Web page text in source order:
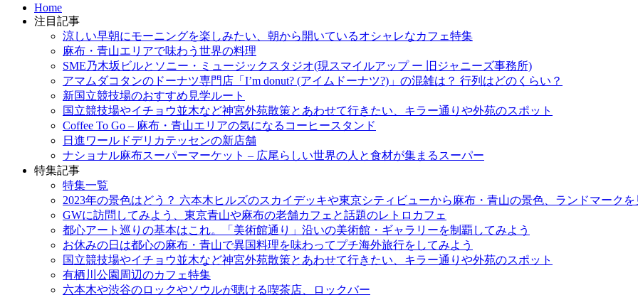
テ
ン
ツ
へ
ス
キ
ッ
プ
Home
注目記事
涼しい早朝にモーニングを楽しみたい、朝から開いているオシャレなカフェ特集
麻布・青山エリアで味わう世界の料理
SME乃木坂ビルとソニー・ミュージックスタジオ(現スマイルアップ ー 旧ジャニーズ事務所)
アマムダコタンのドーナツ専門店「I’m donut? (アイムドーナツ?)」の混雑は？ 行列はどのくらい？
新国立競技場のおすすめ見学ルート
国立競技場やイチョウ並木など神宮外苑散策とあわせて行きたい、キラー通りや外苑のスポット
Coffee To Go – 麻布・青山エリアの気になるコーヒースタンド
日進ワールドデリカテッセンの新店舗
ナショナル麻布スーパーマーケット – 広尾らしい世界の人と食材が集まるスーパー
特集記事
特集一覧
2023年の景色はどう？ 六本木ヒルズのスカイデッキや東京シティビューから麻布・青山の景色、ランドマークを
GWに訪問してみよう、東京青山や麻布の老舗カフェと話題のレトロカフェ
都心アート巡りの基本はこれ。「美術館通り」沿いの美術館・ギャラリーを制覇してみよう
お休みの日は都心の麻布・青山で異国料理を味わってプチ海外旅行をしてみよう
国立競技場やイチョウ並木など神宮外苑散策とあわせて行きたい、キラー通りや外苑のスポット
有栖川公園周辺のカフェ特集
六本木や渋谷のロックやソウルが聴ける喫茶店、ロックバー